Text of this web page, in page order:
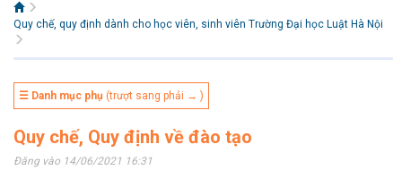
Quy chế, quy định dành cho học viên, sinh viên Trường Đại học Luật Hà Nội
☰ Danh mục phụ (trượt sang phải → )
Quy chế, Quy định về đào tạo
Đăng vào 14/06/2021 16:31